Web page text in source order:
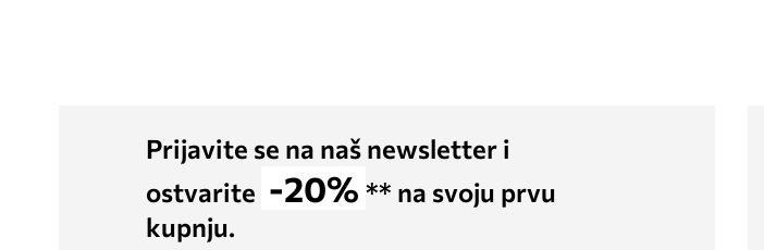
Prijavite se na naš newsletter i
ostvarite -20% ** na svoju prvu
kupnju.